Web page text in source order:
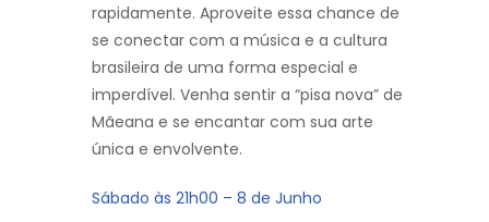
rapidamente. Aproveite essa chance de
se conectar com a música e a cultura
brasileira de uma forma especial e
imperdível. Venha sentir a “pisa nova” de
Mãeana e se encantar com sua arte
única e envolvente.
Sábado às 21h00 – 8 de Junho